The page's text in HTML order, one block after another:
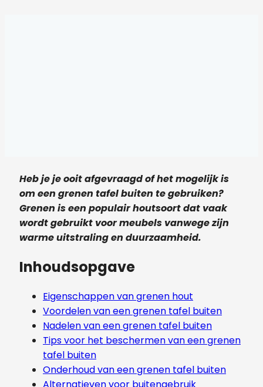
Heb je je ooit afgevraagd of het mogelijk is
om een grenen tafel buiten te gebruiken?
Grenen is een populair houtsoort dat vaak
wordt gebruikt voor meubels vanwege zijn
warme uitstraling en duurzaamheid.
Inhoudsopgave
Eigenschappen van grenen hout
Voordelen van een grenen tafel buiten
Nadelen van een grenen tafel buiten
Tips voor het beschermen van een grenen
tafel buiten
Onderhoud van een grenen tafel buiten
Alternatieven voor buitengebruik